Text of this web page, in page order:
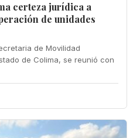
certeza jurídica a
de unidades
de Movilidad
de Colima, se reunió con